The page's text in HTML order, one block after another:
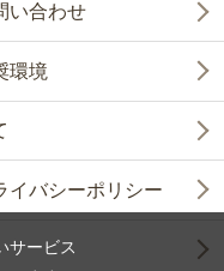
い合わせ
環境
イバシーポリシー
サービス